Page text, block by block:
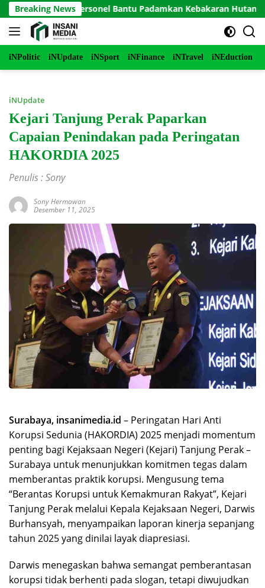
Langsung
ke
konten
Breaking News
Personel Bantu Padamkan Kebakaran Hutan di
iNPolitic iNUpdate iNSport iNFinance iNTravel iNEduction
iNUpdate
Kejari Tanjung Perak Paparkan
Capaian Penindakan pada Peringatan
HAKORDIA 2025
Penulis : Sony
Sony Hermawan
Desember 11, 2025
Surabaya, insanimedia.id – Peringatan Hari Anti
Korupsi Sedunia (HAKORDIA) 2025 menjadi momentum
penting bagi Kejaksaan Negeri (Kejari) Tanjung Perak –
Surabaya untuk menunjukkan komitmen tegas dalam
memberantas praktik korupsi. Mengusung tema
“Berantas Korupsi untuk Kemakmuran Rakyat”, Kejari
Tanjung Perak melalui Kepala Kejaksaan Negeri, Darwis
Burhansyah, menyampaikan laporan kinerja sepanjang
tahun 2025 yang dinilai layak diapresiasi.
Darwis menegaskan bahwa semangat pemberantasan
korupsi tidak berhenti pada slogan, tetapi diwujudkan